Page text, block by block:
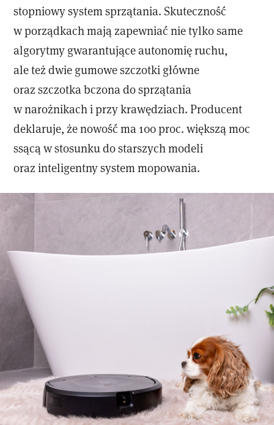
stopniowy system sprzątania. Skuteczność
w porządkach mają zapewniać nie tylko same
algorytmy gwarantujące autonomię ruchu,
ale też dwie gumowe szczotki główne
oraz szczotka bczona do sprzątania
w narożnikach i przy krawędziach. Producent
deklaruje, że nowość ma 100 proc. większą moc
ssącą w stosunku do starszych modeli
oraz inteligentny system mopowania.